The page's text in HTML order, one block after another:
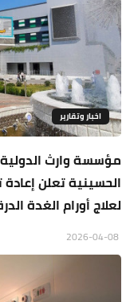
اخبار وتقارير
مؤسسة وارث الدولية
الحسينية تعلن
لعلاج أورام الغدة